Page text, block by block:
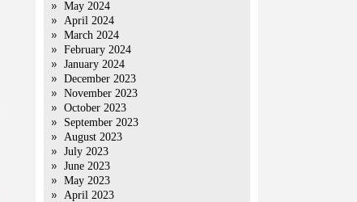
May 2024
April 2024
March 2024
February 2024
January 2024
December 2023
November 2023
October 2023
September 2023
August 2023
July 2023
June 2023
May 2023
April 2023